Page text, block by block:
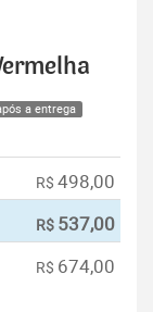
a entrega
R$ 498,00
R$ 537,00
R$ 674,00